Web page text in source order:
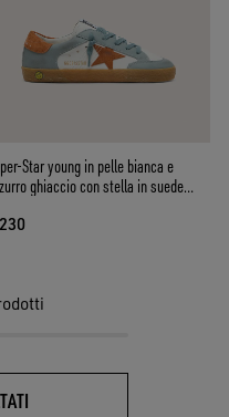
Star young in pelle bianca e
ghiaccio con stella in suede